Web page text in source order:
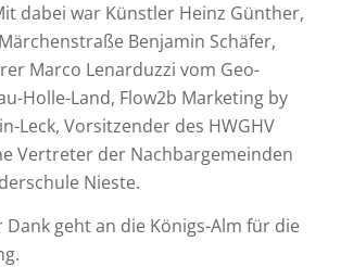
dabei war Künstler Heinz Günther,
Benjamin Schäfer,
Marco Lenarduzzi vom Geo-
Holle-Land, Flow2b Marketing by
Leck, Vorsitzender des HWGHV
Vertreter der Nachbargemeinden
Nieste.
Dank geht an die Königs-Alm für die